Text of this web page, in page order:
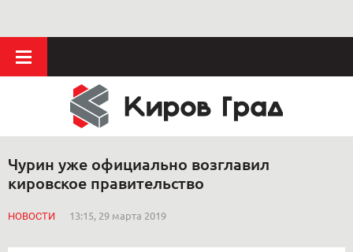
Чурин уже официально возглавил
кировское правительство
НОВОСТИ 13:15, 29 марта 2019